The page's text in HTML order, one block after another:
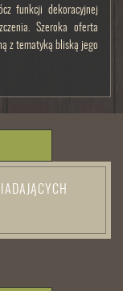
funkcji dekoracyjnej
Szeroka oferta
z tematyką bliską jego